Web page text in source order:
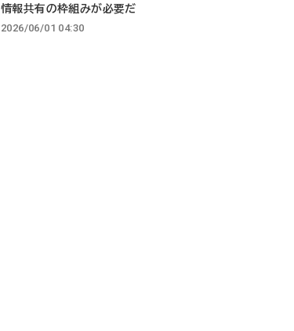
情報共有の枠組みが必要だ
2026/06/01 04:30